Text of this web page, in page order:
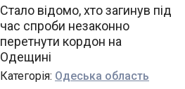
Стало відомо, хто загинув під
час спроби незаконно
перетнути кордон на
Одещині
Категорiя: Одеська область